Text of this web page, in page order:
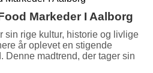
Markeder I Aalborg
sin rige kultur, historie og livlige
år oplevet en stigende
Denne madtrend, der tager sin